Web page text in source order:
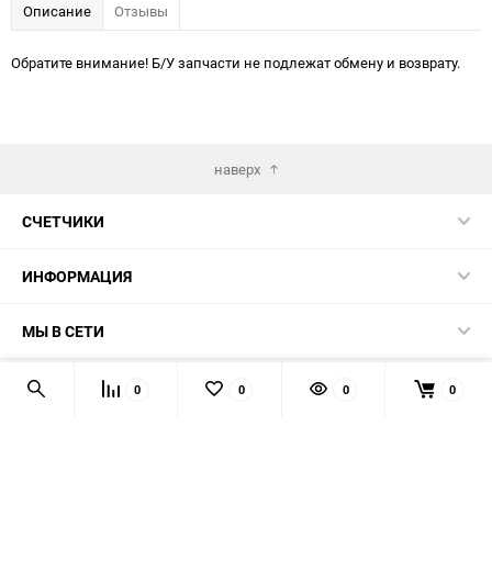
Описание Отзывы
Обратите внимание! Б/У запчасти не подлежат обмену и возврату.
наверх
СЧЕТЧИКИ
ИНФОРМАЦИЯ
МЫ В СЕТИ
КОНТАКТЫ 0 0 0 0